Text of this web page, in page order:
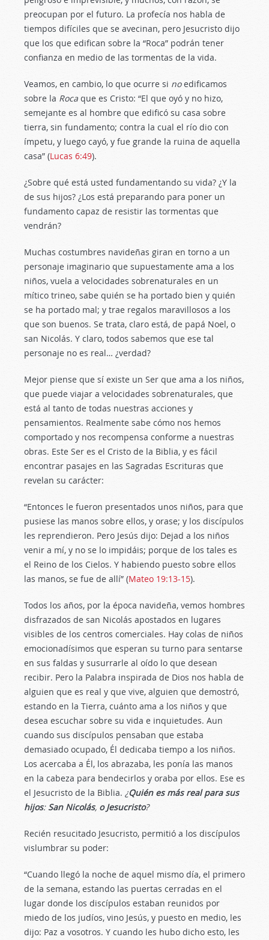
preocupan por el futuro. La profecía nos habla de
tiempos difíciles que se avecinan, pero Jesucristo dijo
que los que edifican sobre la “Roca” podrán tener
confianza en medio de las tormentas de la vida.
Veamos, en cambio, lo que ocurre si noedificamos
sobre la Roca que es Cristo: “El que oyó y no hizo,
semejante es al hombre que edificó su casa sobre
tierra, sin fundamento; contra la cual el río dio con
ímpetu, y luego cayó, y fue grande la ruina de aquella
casa” (Lucas 6:49).
¿Sobre qué está usted fundamentando su vida? ¿Y la
de sus hijos? ¿Los está preparando para poner un
fundamento capaz de resistir las tormentas que
vendrán?
Muchas costumbres navideñas giran en torno a un
personaje imaginario que supuestamente ama a los
niños, vuela a velocidades sobrenaturales en un
mítico trineo, sabe quién se ha portado bien y quién
se ha portado mal; y trae regalos maravillosos a los
que son buenos. Se trata, claro está, de papá Noel, o
san Nicolás. Y claro, todos sabemos que ese tal
personaje no es real… ¿verdad?
Mejor piense que sí existe un Ser que ama a los niños,
que puede viajar a velocidades sobrenaturales, que
está al tanto de todas nuestras acciones y
pensamientos. Realmente sabe cómo nos hemos
comportado y nos recompensa conforme a nuestras
obras. Este Ser es el Cristo de la Biblia, y es fácil
encontrar pasajes en las Sagradas Escrituras que
revelan su carácter:
“Entonces le fueron presentados unos niños, para que
pusiese las manos sobre ellos, y orase; y los discípulos
les reprendieron. Pero Jesús dijo: Dejad a los niños
venir a mí, y no se lo impidáis; porque de los tales es
el Reino de los Cielos. Y habiendo puesto sobre ellos
las manos, se fue de allí” (Mateo 19:13-15).
Todos los años, por la época navideña, vemos hombres
disfrazados de san Nicolás apostados en lugares
visibles de los centros comerciales. Hay colas de niños
emocionadísimos que esperan su turno para sentarse
en sus faldas y susurrarle al oído lo que desean
recibir. Pero la Palabra inspirada de Dios nos habla de
alguien que es real y que vive, alguien que demostró,
estando en la Tierra, cuánto ama a los niños y que
desea escuchar sobre su vida e inquietudes. Aun
cuando sus discípulos pensaban que estaba
demasiado ocupado, Él dedicaba tiempo a los niños.
Los acercaba a Él, los abrazaba, les ponía las manos
en la cabeza para bendecirlos y oraba por ellos. Ese es
el Jesucristo de la Biblia. ¿Quién es más real para sus
hijos:San Nicolás, o Jesucristo?
Recién resucitado Jesucristo, permitió a los discípulos
vislumbrar su poder:
“Cuando llegó la noche de aquel mismo día, el primero
de la semana, estando las puertas cerradas en el
lugar donde los discípulos estaban reunidos por
miedo de los judíos, vino Jesús, y puesto en medio, les
dijo: Paz a vosotros. Y cuando les hubo dicho esto, les